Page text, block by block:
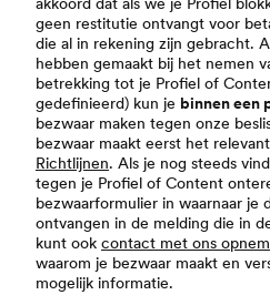
geen restitutie ontvangt voor
die al in rekening zijn gebracht.
hebben gemaakt bij het nemen
betrekking tot je Profiel of
gedefinieerd) kun je binnen een
bezwaar maken tegen onze
bezwaar maakt eerst het
Richtlijnen. Als je nog steeds
tegen je Profiel of Content
bezwaarformulier in waarnaar je
ontvangen in de melding die in
kunt ook contact met ons
waarom je bezwaar maakt en
mogelijk informatie.